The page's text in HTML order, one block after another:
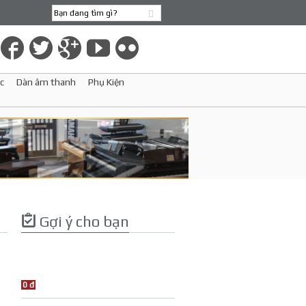
Dàn âm thanh
Phụ Kiện
Gợi ý cho bạn
0 đ